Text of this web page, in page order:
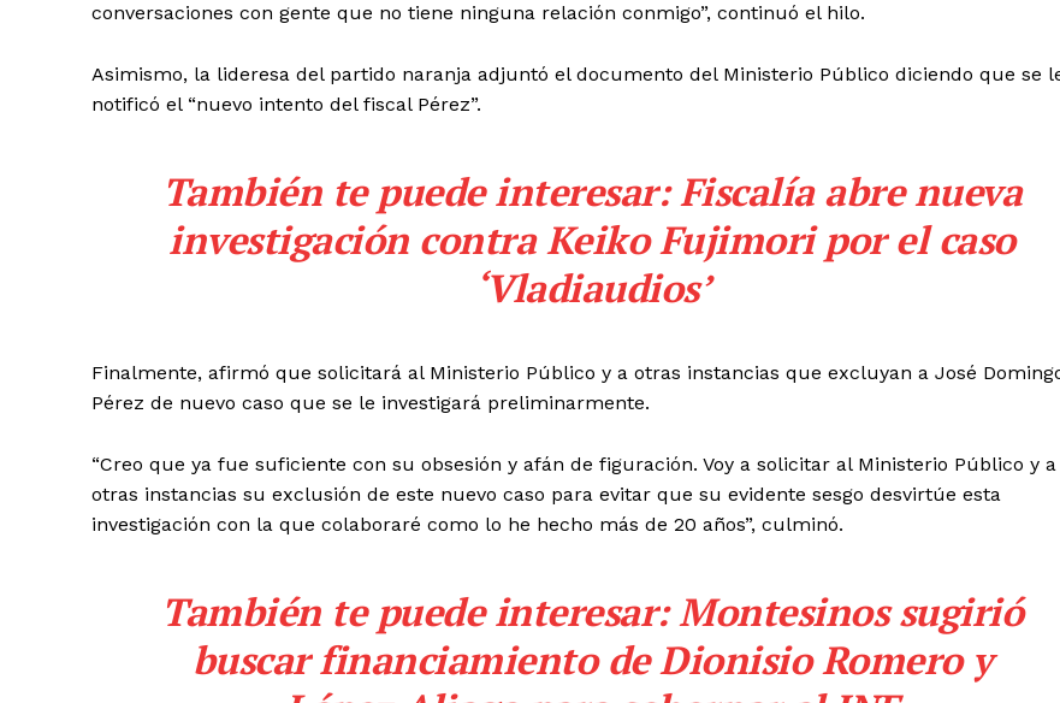
SUSCRIBETE
Contacto
conversaciones con gente que no tiene ninguna relación conmigo”, continuó el hilo.
Asimismo, la lideresa del partido naranja adjuntó el documento del Ministerio Público diciendo que se
notificó el “nuevo intento del fiscal Pérez”.
También te puede interesar:Fiscalía abre nueva
investigación contra Keiko Fujimori por el caso
‘Vladiaudios’
Finalmente, afirmó que solicitará al Ministerio Público y a otras instancias que excluyan a José
Pérez de nuevo caso que se le investigará preliminarmente.
“Creo que ya fue suficiente con su obsesión y afán de figuración. Voy a solicitar al Ministerio Público y a
otras instancias su exclusión de este nuevo caso para evitar que su evidente sesgo desvirtúe esta
investigación con la que colaboraré como lo he hecho más de 20 años”, culminó.
También te puede interesar:Montesinos sugirió
buscar financiamiento de Dionisio Romero y